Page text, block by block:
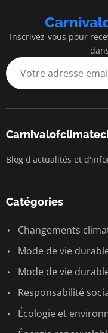
Inscrivez-vous pour
Blog d'actualités et
Catégories
Changements
Mode de vie
Mode de vie
Responsabilité
Écologie et